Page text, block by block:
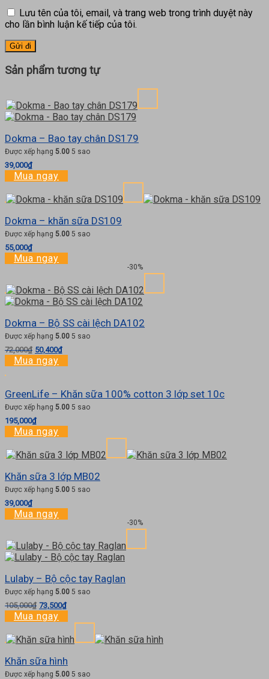
Lưu tên của tôi, email, và trang web trong trình duyệt này
cho lần bình luận kế tiếp của tôi.
Sản phẩm tương tự
Dokma – Bao tay chân DS179
Được xếp hạng 5.00 5 sao
39,000₫
Mua ngay
Dokma – khăn sữa DS109
Được xếp hạng 5.00 5 sao
55,000₫
Mua ngay
-30%
Dokma – Bộ SS cài lệch DA102
Được xếp hạng 5.00 5 sao
72,000₫ Giá
gốc
50,400₫Giá
50,400₫.
Mua ngay
GreenLife – Khăn sữa 100% cotton 3 lớp set 10c
Được xếp hạng 5.00 5 sao
195,000₫
Mua ngay
Khăn sữa 3 lớp MB02
Được xếp hạng 5.00 5 sao
39,000₫
Mua ngay
-30%
Lulaby – Bộ cộc tay Raglan
Được xếp hạng 5.00 5 sao
105,000₫ Giá
gốc
105,000₫.
73,500₫Giá
tại
là:
Mua ngay
Khăn sữa hình
Được xếp hạng 5.00 5 sao